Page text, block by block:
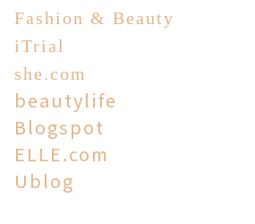
Fashion & Beauty
iTrial
she.com
beautylife
Blogspot
ELLE.com
Ublog